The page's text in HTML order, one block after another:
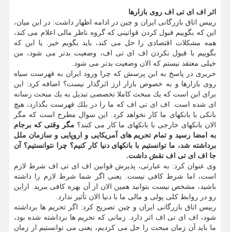
اثر اف ای تی اف روی بازارها
رییس اتاق بازرگانی ایران و چین در ادامه اظهار داشت: در این میان،
این كه بگوییم قبول كردن قوانینی كه گروه ناظر مالی اعلام می كند،
همه مشكلات اقتصادی را حل می كند، باید بگویم خیر. یا این كه
بگوییم با قبول نكردن اف ای تی اف، وضعیت بدتر می شود، من
خیلی معتقد نیستم كه الان وضعیت بدتر می شود.
حریری در پاسخ به این پرسش كه چرا ورود ایران به فهرست سیاه
روی بازارها و به خصوص بازار ارز اثرگذار نیست؟ اضافه كرد: این
برای این است كه یك مبحث كاملا تخصصی تبدیل به یك مبحث رسانه
ای شده است. اف ای تی اف كه ما را در بلك فهرست بگذارد، هیچ
بانكی با بانكهای ما كار نخواهد كرد. این سوال مطرح است كه مگر
الان بانكهای خارجی با بانكهای ما كار می كنند؟ مگر وقتی كه برجام
به امضا رسید و تمام تحریم های آمریكایی و اروپایی و سازمان ملل
برداشته شد، ما توانستیم با بانكهای دنیا كار كنیم؟ چرا نتوانستیم؟ آن
جا اف ای تی اف نقش داشت.
وی عنوان كرد: به عبارتی، پذیرش قوانین اف ای تی اف شرط لازم
است، اما شرط كافی نیست. یعنی اگر شما شرط لازم را داشته
باشید، مشخص نیست بتوانید همین الان از آن بهره كافی ببرید. ازاین
رو در روابط كلی پولی و مالی ما با دنیا الان تأثیر ندارد.
رییس اتاق بازرگانی ایران و چین تصریح كرد: اگر تحریم ها برداشته
شود، اف ای تی اف اثر دارد. زمانی كه تحریم ها برداشته شده بود،
ما باید آن زمان مبحث را حل می كردیم، یعنی می توانستیم از زمان